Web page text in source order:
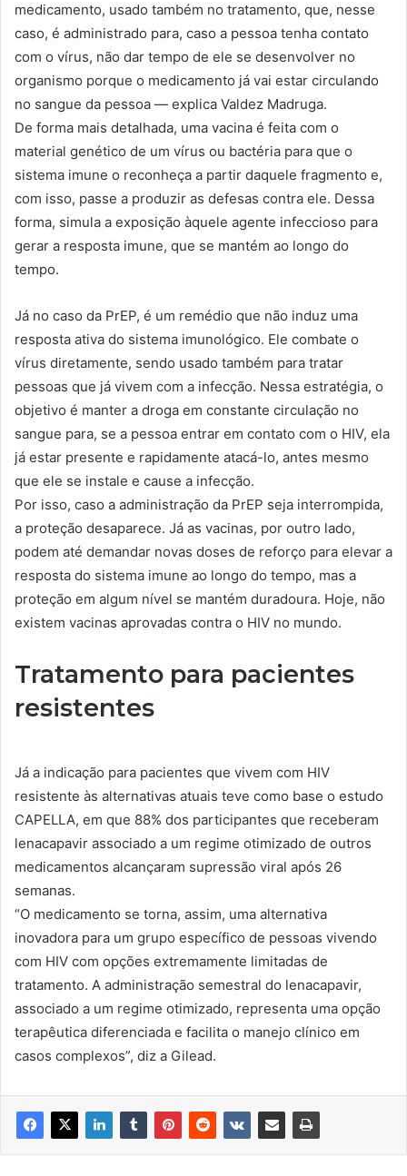
medicamento, usado também no tratamento, que, nesse
caso, é administrado para, caso a pessoa tenha contato
com o vírus, não dar tempo de ele se desenvolver no
organismo porque o medicamento já vai estar circulando
no sangue da pessoa — explica Valdez Madruga.
De forma mais detalhada, uma vacina é feita com o
material genético de um vírus ou bactéria para que o
sistema imune o reconheça a partir daquele fragmento e,
com isso, passe a produzir as defesas contra ele. Dessa
forma, simula a exposição àquele agente infeccioso para
gerar a resposta imune, que se mantém ao longo do
tempo.
Já no caso da PrEP, é um remédio que não induz uma
resposta ativa do sistema imunológico. Ele combate o
vírus diretamente, sendo usado também para tratar
pessoas que já vivem com a infecção. Nessa estratégia, o
objetivo é manter a droga em constante circulação no
sangue para, se a pessoa entrar em contato com o HIV, ela
já estar presente e rapidamente atacá-lo, antes mesmo
que ele se instale e cause a infecção.
Por isso, caso a administração da PrEP seja interrompida,
a proteção desaparece. Já as vacinas, por outro lado,
podem até demandar novas doses de reforço para elevar a
resposta do sistema imune ao longo do tempo, mas a
proteção em algum nível se mantém duradoura. Hoje, não
existem vacinas aprovadas contra o HIV no mundo.
Tratamento para pacientes
resistentes
Já a indicação para pacientes que vivem com HIV
resistente às alternativas atuais teve como base o estudo
CAPELLA, em que 88% dos participantes que receberam
lenacapavir associado a um regime otimizado de outros
medicamentos alcançaram supressão viral após 26
semanas.
“O medicamento se torna, assim, uma alternativa
inovadora para um grupo específico de pessoas vivendo
com HIV com opções extremamente limitadas de
tratamento. A administração semestral do lenacapavir,
associado a um regime otimizado, representa uma opção
terapêutica diferenciada e facilita o manejo clínico em
casos complexos”, diz a Gilead.